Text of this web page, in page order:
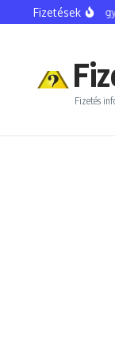
Ugrás a tartalomhoz
Fizetések
Mennyit keres egy
Fizetés